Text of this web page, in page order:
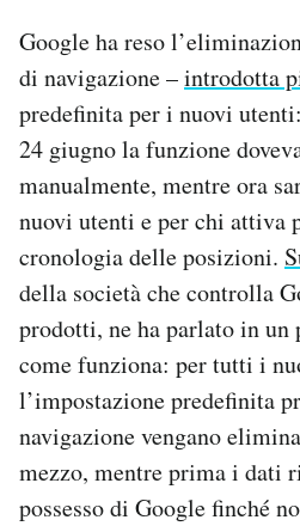
SHOP
CALENDARIO
AREA PERSONALE
Area Personale
Newsletter
Notifiche mobile
Regala il Post
Hai bisogno di aiuto?
Esci
Google ha reso
di navigazione –introdotta
predefinita per i nuovi
24 giugno la funzione
manualmente, mentre ora
nuovi utenti e per chi attiva
cronologia delle posizioni.
della società che controlla
prodotti, ne ha parlato in un
come funziona: per tutti i
l’impostazione predefinita
navigazione vengano
mezzo, mentre prima i dati
possesso di Google finché